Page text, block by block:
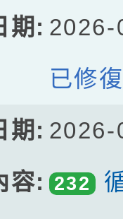
2026-
已修復
2026-
232